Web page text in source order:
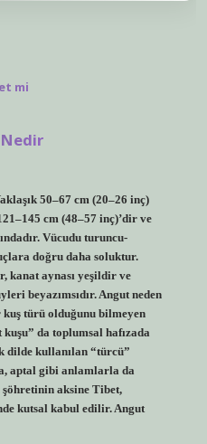
mi
50–67 cm (20–26 inç)
cm (48–57 inç)’dir ve
Vücudu turuncu-
doğru daha soluktur.
kanat aynası yeşildir ve
beyazımsıdır. Angut neden
kuş türü olduğunu bilmeyen
da toplumsal hafızada
dilde kullanılan “türcü”
aptal gibi anlamlarla da
aksine Tibet,
kutsal kabul edilir. Angut